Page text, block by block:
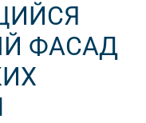
ФАСАД